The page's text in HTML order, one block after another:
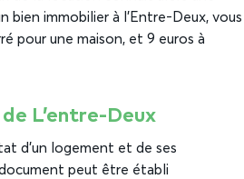
bien immobilier à l’Entre-Deux, vous
pour une maison, et 9 euros à
L’entre-Deux
d’un logement et de ses
peut être établi